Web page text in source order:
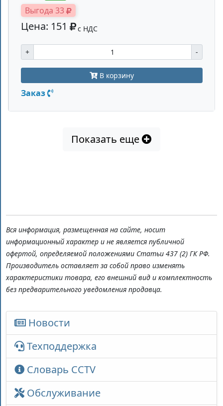
Выгода 33
Цена: 151 с НДС
+ -
В корзину
Заказ
Показать еще
Вся информация, размещенная на сайте, носит
информационный характер и не является публичной
офертой, определяемой положениями Статьи 437 (2) ГК РФ.
Производитель оставляет за собой право изменять
характеристики товара, его внешний вид и комплектность
без предварительного уведомления продавца.
Новости
Техподдержка
Словарь CCTV
Обслуживание